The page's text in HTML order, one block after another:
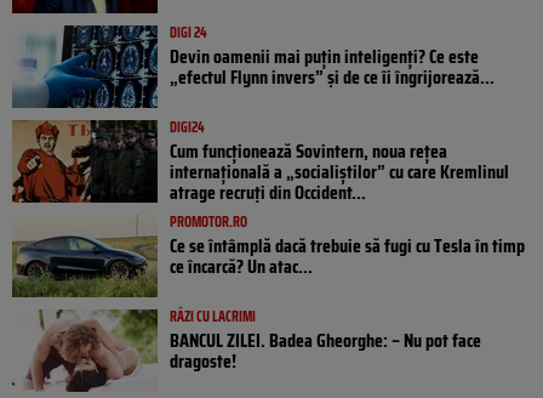
DIGI 24
Devin oamenii mai puțin inteligenți? Ce este
„efectul Flynn invers” și de ce îi îngrijorează...
DIGI24
Cum funcționează Sovintern, noua rețea
internațională a „socialiștilor” cu care Kremlinul
atrage recruți din Occident...
PROMOTOR.RO
Ce se întâmplă dacă trebuie să fugi cu Tesla în timp
ce încarcă? Un atac...
RÂZI CU LACRIMI
BANCUL ZILEI. Badea Gheorghe: – Nu pot face
dragoste!